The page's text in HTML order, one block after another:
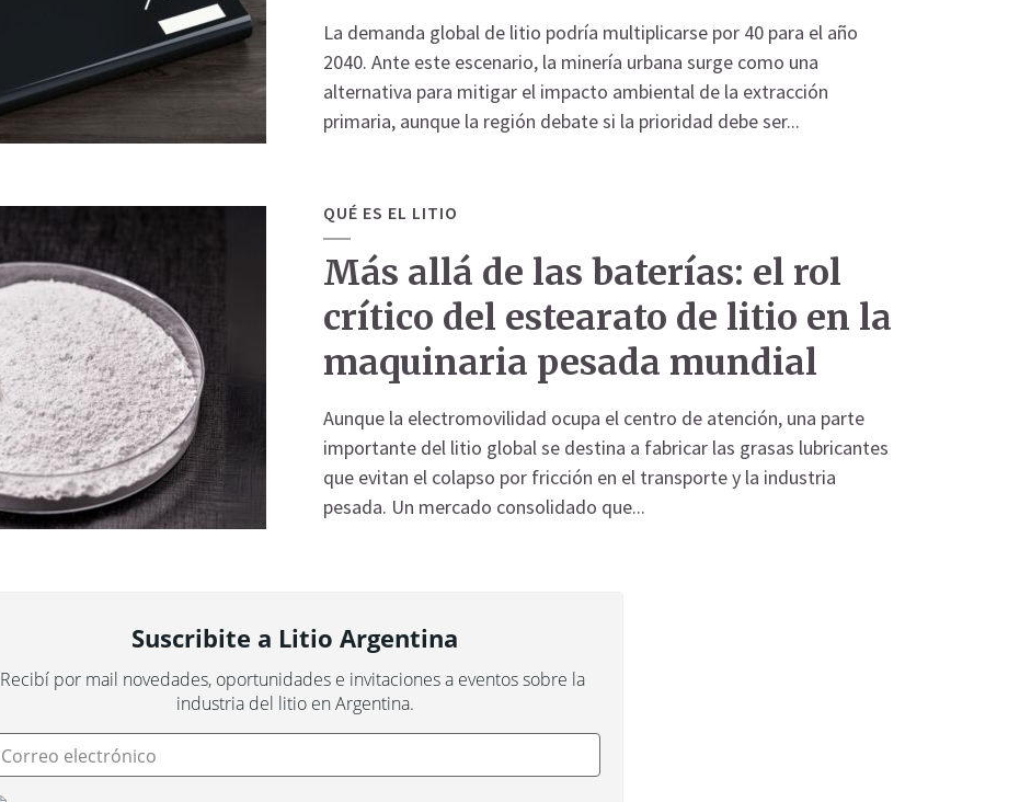
La demanda global de litio podría multiplicarse por 40 para el año
2040. Ante este escenario, la minería urbana surge como una
alternativa para mitigar el impacto ambiental de la extracción
primaria, aunque la región debate si la prioridad debe ser...
QUÉ ES EL LITIO
Más allá de las baterías: el rol
crítico del estearato de litio en la
maquinaria pesada mundial
Aunque la electromovilidad ocupa el centro de atención, una parte
importante del litio global se destina a fabricar las grasas lubricantes
que evitan el colapso por fricción en el transporte y la industria
pesada. Un mercado consolidado que...
Suscribite a Litio Argentina
Recibí por mail novedades, oportunidades e invitaciones a eventos sobre la
industria del litio en Argentina.
Correo electrónico